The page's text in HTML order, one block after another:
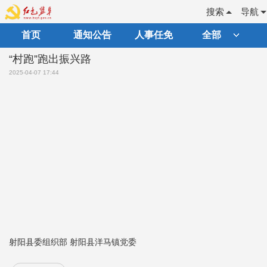
导航
搜索
首页 通知公告 人事任免 全部
“村跑”跑出振兴路
2025-04-07 17:44
射阳县委组织部 射阳县洋马镇党委